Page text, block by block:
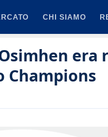
CHI SIAMO
era
Champions